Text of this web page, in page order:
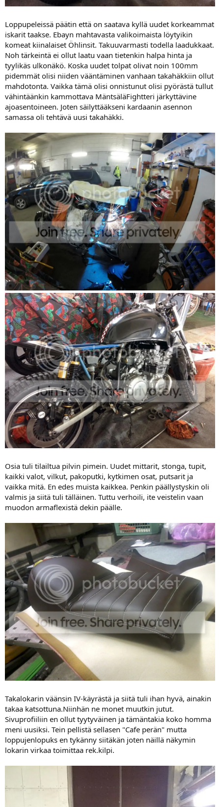
Loppupeleissä päätin että on saatava kyllä uudet korkeammat
iskarit taakse. Ebayn mahtavasta valikoimaista löytyikin
komeat kiinalaiset Öhlinsit. Takuuvarmasti todella laadukkaat.
Noh tärkeintä ei ollut laatu vaan tietenkin halpa hinta ja
tyylikäs ulkonäkö. Koska uudet tolpat olivat noin 100mm
pidemmät olisi niiden vääntäminen vanhaan takahäkkiin ollut
mahdotonta. Vaikka tämä olisi onnistunut olisi pyörästä tullut
vähintäänkin kammottava MäntsäläFightteri järkyttävine
ajoasentoineen. Joten säilyttääkseni kardaanin asennon
samassa oli tehtävä uusi takahäkki.
Osia tuli tilailtua pilvin pimein. Uudet mittarit, stonga, tupit,
kaikki valot, vilkut, pakoputki, kytkimen osat, putsarit ja
vaikka mitä. En edes muista kaikkea. Penkin päällystyskin oli
valmis ja siitä tuli tälläinen. Tuttu verhoili, ite veistelin vaan
muodon armaflexistä dekin päälle.
Takalokarin väänsin IV-käyrästä ja siitä tuli ihan hyvä, ainakin
takaa katsottuna.Niinhän ne monet muutkin jutut.
Sivuprofiiliin en ollut tyytyväinen ja tämäntakia koko homma
meni uusiksi. Tein pellistä sellasen "Cafe perän" mutta
loppujenlopuks en tykänny siitäkän joten näillä näkymin
lokarin virkaa toimittaa rek.kilpi.